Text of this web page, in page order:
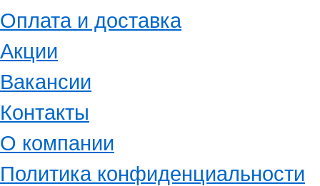
Оплата и доставка
Акции
Вакансии
Контакты
О компании
Политика конфиденциальности